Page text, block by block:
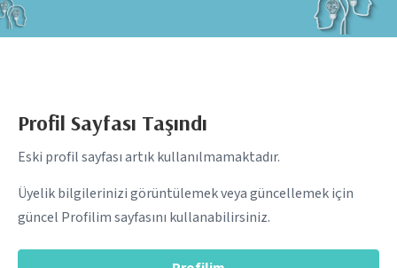
Profil Sayfası Taşındı
Eski profil sayfası artık kullanılmamaktadır.
Üyelik bilgilerinizi görüntülemek veya güncellemek için
güncel Profilim sayfasını kullanabilirsiniz.